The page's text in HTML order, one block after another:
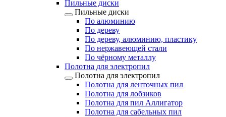
Пильные диски
Пильные диски
По алюминию
По дереву
По дереву, алюминию, пластику
По нержавеющей стали
По чёрному металлу
Полотна для электропил
Полотна для электропил
Полотна для ленточных пил
Полотна для лобзиков
Полотна для пил Аллигатор
Полотна для сабельных пил